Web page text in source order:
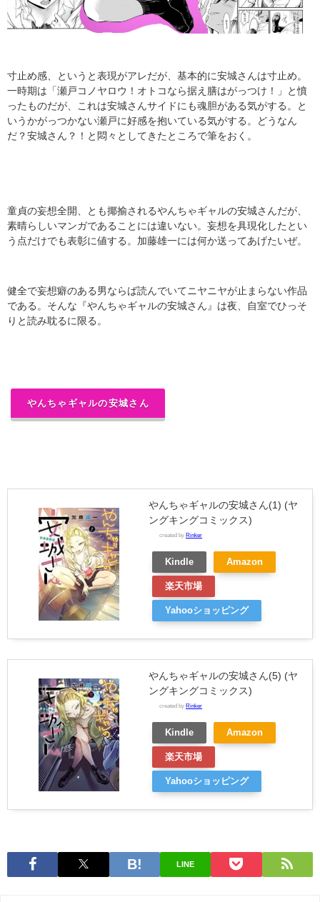
寸止め感、というと表現がアレだが、基本的に安城さんは寸止め。
一時期は「瀬戸コノヤロウ！オトコなら据え膳はがっつけ！」と憤
ったものだが、これは安城さんサイドにも魂胆がある気がする。と
いうかがっつかない瀬戸に好感を抱いている気がする。どうなん
だ？安城さん？！と悶々としてきたところで筆をおく。
童貞の妄想全開、とも揶揄されるやんちゃギャルの安城さんだが、
素晴らしいマンガであることには違いない。妄想を具現化したとい
う点だけでも表彰に値する。加藤雄一には何か送ってあげたいぜ。
健全で妄想癖のある男ならば読んでいてニヤニヤが止まらない作品
である。そんな『やんちゃギャルの安城さん』は夜、自室でひっそ
りと読み耽るに限る。
やんちゃギャルの安城さん
やんちゃギャルの安城さん(1) (ヤ
ングキングコミックス)
created by Rinker
Kindle Amazon
楽天市場
Yahooショッピング
やんちゃギャルの安城さん(5) (ヤ
ングキングコミックス)
created by Rinker
Kindle Amazon
楽天市場
Yahooショッピング
LINE